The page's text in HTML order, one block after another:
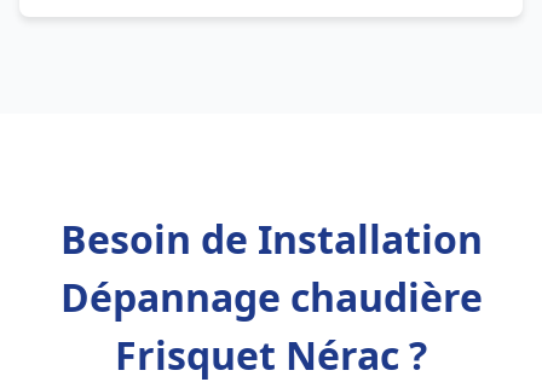
Besoin de Installation
Dépannage chaudière
Frisquet Nérac ?